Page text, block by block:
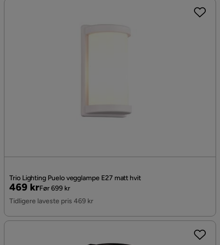
Trio Lighting Puelo vegglampe E27 matt hvit
Pris
469 kr
Original
Pris
Før 699 kr
Tidligere laveste pris 469 kr